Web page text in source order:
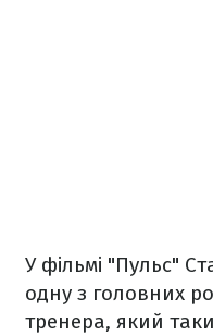
У фільмі "Пульс"
одну з головних
тренера, який